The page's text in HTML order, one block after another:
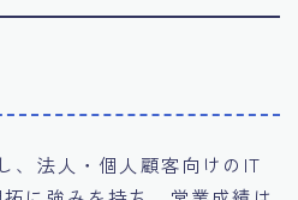
、法人・個人顧客向けのIT